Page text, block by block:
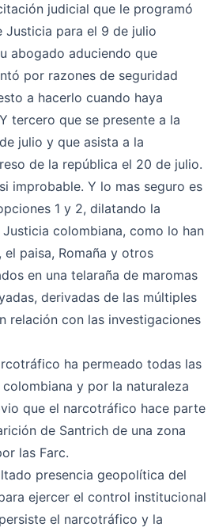
judicial que le programó
Justicia para el 9 de julio
abogado aduciendo que
por razones de seguridad
a hacerlo cuando haya
tercero que se presente a la
julio y que asista a la
de la república el 20 de julio.
improbable. Y lo mas seguro es
1 y 2, dilatando la
colombiana, como lo han
el paisa, Romaña y otros
en una telaraña de maromas
derivadas de las múltiples
relación con las investigaciones
ha permeado todas las
y por la naturaleza
que el narcotráfico hace parte
de Santrich de una zona
las Farc.
presencia geopolítica del
ejercer el control institucional
el narcotráfico y la